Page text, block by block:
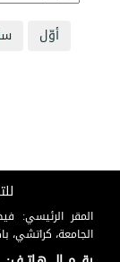
أوّل
المقر الرئيسي:
الجامعة، كراتشي،